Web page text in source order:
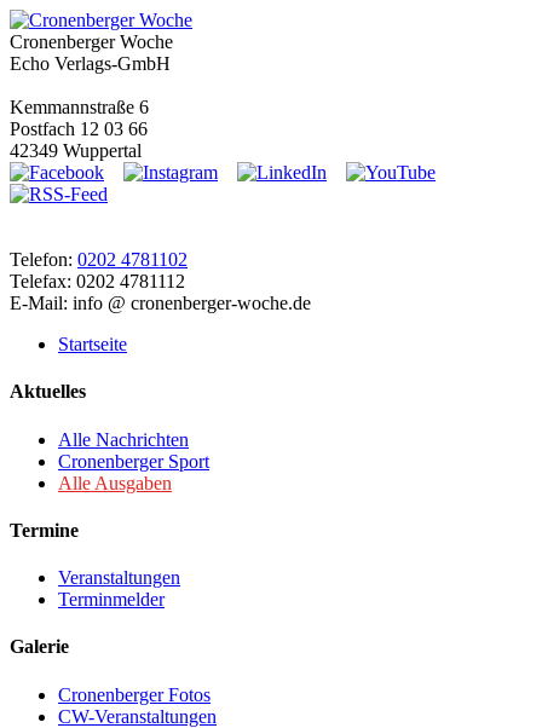
Cronenberger Woche
Echo Verlags-GmbH
Kemmannstraße 6
Postfach 12 03 66
42349 Wuppertal
Telefon: 0202 4781102
Telefax: 0202 4781112
E-Mail: info @ cronenberger-woche.de
Startseite
Aktuelles
Alle Nachrichten
Cronenberger Sport
Alle Ausgaben
Termine
Veranstaltungen
Terminmelder
Galerie
Cronenberger Fotos
CW-Veranstaltungen